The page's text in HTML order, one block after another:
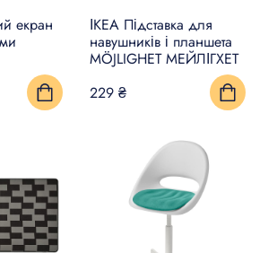
ТА
екран
ІКЕА Підставка для
навушників і планшета
MÖJLIGHET МЕЙЛІГХЕТ
229 ₴